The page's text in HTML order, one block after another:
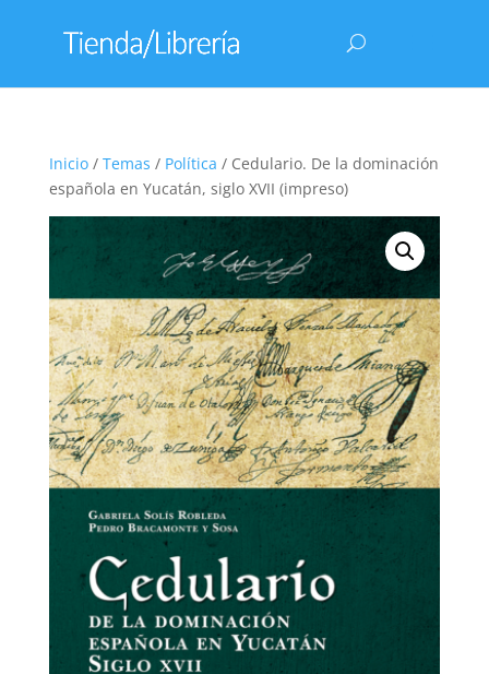
Inicio/ Temas / Política / Cedulario. De la dominación
española en Yucatán, siglo XVII (impreso)